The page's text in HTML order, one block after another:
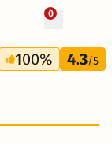
0
4 Tage
409 €
100% 4.3/5